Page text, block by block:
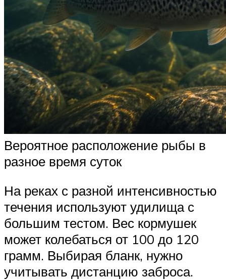
Вероятное расположение рыбы в
разное время суток
На реках с разной интенсивностью
течения используют удилища с
большим тестом. Вес кормушек
может колебаться от 100 до 120
грамм. Выбирая бланк, нужно
учитывать дистанцию заброса.